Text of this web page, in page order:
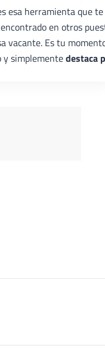
esa herramienta que te
en otros
vacante. Es tu
y simplementedestaca